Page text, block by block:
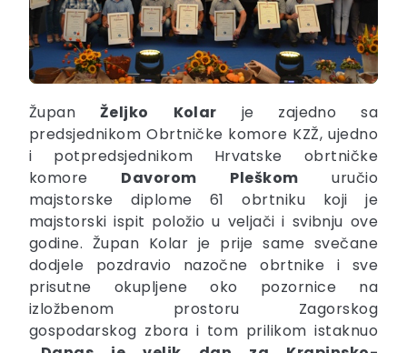
Župan Željko Kolar je zajedno sa
predsjednikom Obrtničke komore KZŽ, ujedno
i potpredsjednikom Hrvatske obrtničke
komore Davorom Pleškom uručio
majstorske diplome 61 obrtniku koji je
majstorski ispit položio u veljači i svibnju ove
godine. Župan Kolar je prije same svečane
dodjele pozdravio nazočne obrtnike i sve
prisutne okupljene oko pozornice na
izložbenom prostoru Zagorskog
gospodarskog zbora i tom prilikom istaknuo